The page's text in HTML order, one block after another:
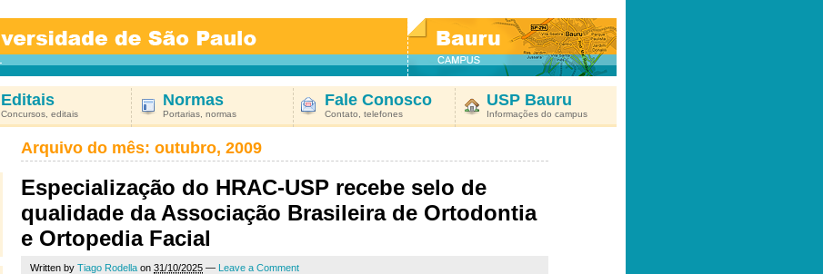
Editais
Concursos, editais
Normas
Portarias, normas
Fale Conosco
Contato, telefones
USP Bauru
Informações do campus
Arquivo do mês: outubro, 2009
Especialização do HRAC-USP recebe selo de
qualidade da Associação Brasileira de Ortodontia
e Ortopedia Facial
Written by Tiago Rodella on 31/10/2025 — Leave a Comment